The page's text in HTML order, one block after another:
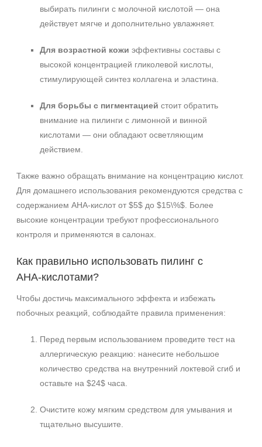
выбирать пилинги с молочной кислотой — она
действует мягче и дополнительно увлажняет.
Для возрастной кожи эффективны составы с
высокой концентрацией гликолевой кислоты,
стимулирующей синтез коллагена и эластина.
Для борьбы с пигментацией стоит обратить
внимание на пилинги с лимонной и винной
кислотами — они обладают осветляющим
действием.
Также важно обращать внимание на концентрацию кислот.
Для домашнего использования рекомендуются средства с
содержанием АНА‑кислот от $5$ до $15\%$. Более
высокие концентрации требуют профессионального
контроля и применяются в салонах.
Как правильно использовать пилинг с
АНА‑кислотами?
Чтобы достичь максимального эффекта и избежать
побочных реакций, соблюдайте правила применения:
Перед первым использованием проведите тест на
аллергическую реакцию: нанесите небольшое
количество средства на внутренний локтевой сгиб и
оставьте на $24$ часа.
Очистите кожу мягким средством для умывания и
тщательно высушите.